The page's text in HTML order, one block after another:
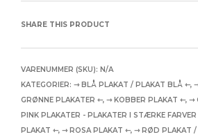
SHARE THIS PRODUCT
VARENUMMER (SKU): N/A
KATEGORIER: ⇾ BLÅ PLAKAT / PLAKAT BLÅ ⇽,
GRØNNE PLAKATER ⇽, ⇾ KOBBER PLAKAT ⇽, ⇾
PINK PLAKATER - PLAKATER I STÆRKE
PLAKAT ⇽, ⇾ ROSA PLAKAT ⇽, ⇾ RØD PLAKAT